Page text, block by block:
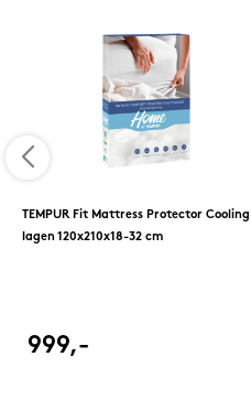
TEMPUR Fit Mattress Protector Cooling
lagen 120x210x18-32 cm
999,-